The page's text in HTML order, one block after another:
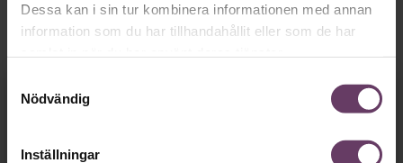
Dessa kan i sin tur kombinera informationen med annan
information som du har tillhandahållit eller som de har
Nödvändig
Inställningar
viktigaste, menar han. Det är där du ska börja gräva
redan i dag.